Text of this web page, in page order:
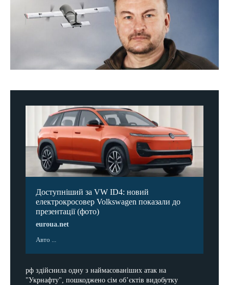
Доступніший за VW ID4: новий
електрокросовер Volkswagen показали до
презентації (фото)
euroua.net
Авто ...
рф здійснила одну з наймасованіших атак на
"Укрнафту", пошкоджено сім об’єктів видобутку